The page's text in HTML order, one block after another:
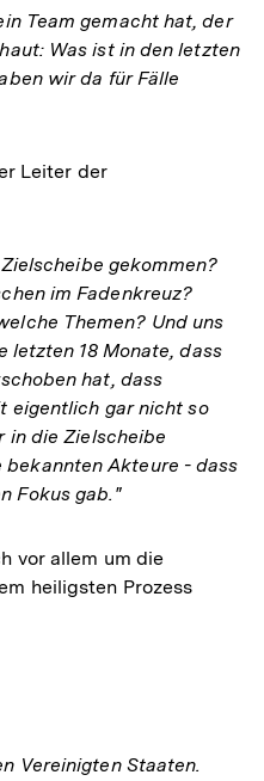
Team gemacht hat, der
Was ist in den letzten
wir da für Fälle
Leiter der
gekommen?
im Fadenkreuz?
Themen? Und uns
letzten 18 Monate, dass
hat, dass
eigentlich gar nicht so
in die Zielscheibe
Akteure - dass
Fokus gab."
vor allem um die
heiligsten Prozess
Vereinigten Staaten.